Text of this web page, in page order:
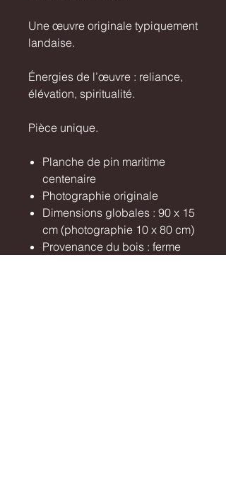
Une œuvre originale typiquement
landaise.
Énergies de l’œuvre : reliance,
élévation, spiritualité.
Pièce unique.
Planche de pin maritime
centenaire
Photographie originale
Dimensions globales : 90 x 15
cm (photographie 10 x 80 cm)
Provenance du bois : ferme